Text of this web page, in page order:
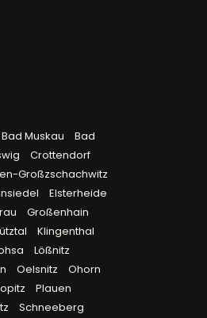
Bad Muskau
Bad
Crottendorf
Großzschachwitz
Elsterheide
Großenhain
Klingenthal
Lößnitz
Oelsnitz
Ohorn
Plauen
Schneeberg